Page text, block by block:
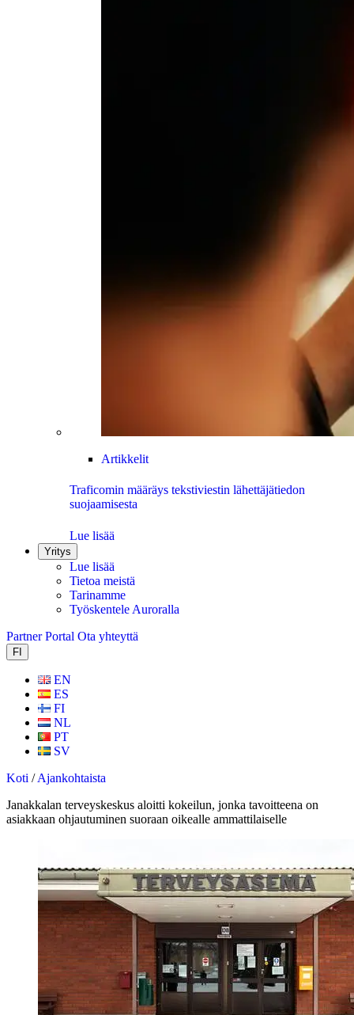
Artikkelit
Traficomin määräys tekstiviestin lähettäjätiedon
suojaamisesta
Lue lisää
Yritys
Lue lisää
Tietoa meistä
Tarinamme
Työskentele Auroralla
Partner Portal Ota yhteyttä
FI
EN
ES
FI
NL
PT
SV
Koti /Ajankohtaista
Janakkalan terveyskeskus aloitti kokeilun, jonka tavoitteena on
asiakkaan ohjautuminen suoraan oikealle ammattilaiselle